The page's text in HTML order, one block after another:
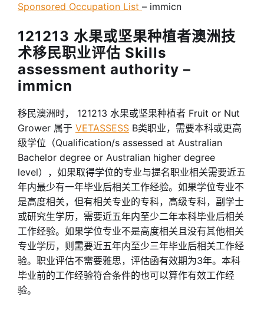
Sponsored Occupation List – immicn
121213 水果或坚果种植者澳洲技
术移民职业评估 Skills
assessment authority –
immicn
移民澳洲时， 121213 水果或坚果种植者 Fruit or Nut
Grower 属于 VETASSESS B类职业，需要本科或更高
级学位（Qualification/s assessed at Australian
Bachelor degree or Australian higher degree
level），如果取得学位的专业与提名职业相关需要近五
年内最少有一年毕业后相关工作经验。如果学位专业不
是高度相关，但有相关专业的专科，高级专科，副学士
或研究生学历，需要近五年内至少二年本科毕业后相关
工作经验。如果学位专业不是高度相关且没有其他相关
专业学历，则需要近五年内至少三年毕业后相关工作经
验。职业评估不需要雅思，评估函有效期为3年。本科
毕业前的工作经验符合条件的也可以算作有效工作经
验。